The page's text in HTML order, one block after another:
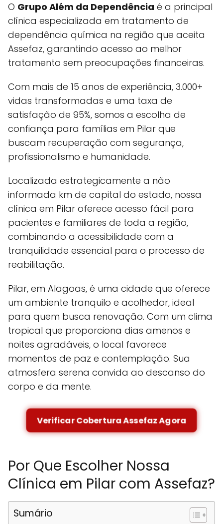
O Grupo Além da Dependência é a principal
clínica especializada em tratamento de
dependência química na região que aceita
Assefaz, garantindo acesso ao melhor
tratamento sem preocupações financeiras.
Com mais de 15 anos de experiência, 3.000+
vidas transformadas e uma taxa de
satisfação de 95%, somos a escolha de
confiança para famílias em Pilar que
buscam recuperação com segurança,
profissionalismo e humanidade.
Localizada estrategicamente a não
informada km de capital do estado, nossa
clínica em Pilar oferece acesso fácil para
pacientes e familiares de toda a região,
combinando a acessibilidade com a
tranquilidade essencial para o processo de
reabilitação.
Pilar, em Alagoas, é uma cidade que oferece
um ambiente tranquilo e acolhedor, ideal
para quem busca renovação. Com um clima
tropical que proporciona dias amenos e
noites agradáveis, o local favorece
momentos de paz e contemplação. Sua
atmosfera serena convida ao descanso do
corpo e da mente.
Verificar Cobertura Assefaz Agora
Por Que Escolher Nossa
Clínica em Pilar com Assefaz?
Sumário